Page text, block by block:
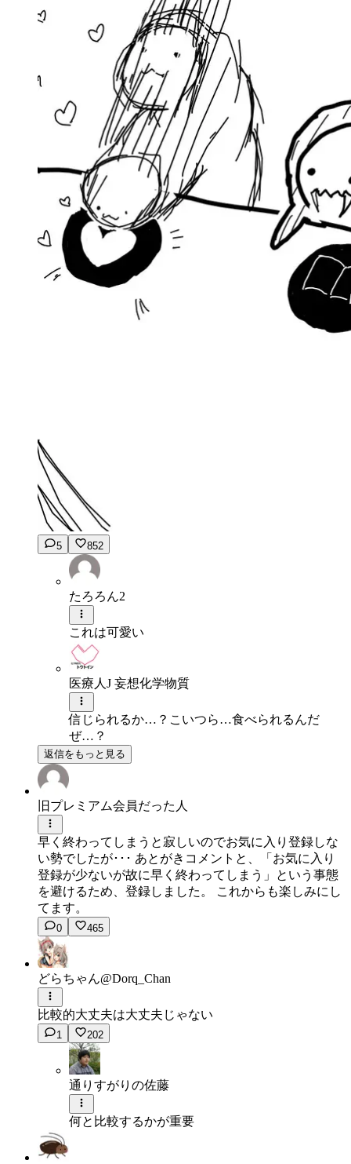
5 852
たろろん2
これは可愛い
医療人J 妄想化学物質
信じられるか…？こいつら…食べられるんだ
ぜ…？
返信をもっと見る
旧プレミアム会員だった人
早く終わってしまうと寂しいのでお気に入り登録しな
い勢でしたが･･･ あとがきコメントと、「お気に入り
登録が少ないが故に早く終わってしまう」という事態
を避けるため、登録しました。 これからも楽しみにし
てます。
0 465
どらちゃん@Dorq_Chan
比較的大丈夫は大丈夫じゃない
1 202
通りすがりの佐藤
何と比較するかが重要